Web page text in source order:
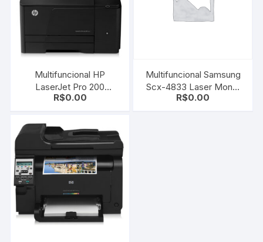
Multifuncional HP
LaserJet Pro 200
M276NW Color Rede/
REVISADA
R$0.00
Multifuncional Samsung
Scx-4833 Laser Mono,
Copia, Digitaliza e Fax –
R$0.00